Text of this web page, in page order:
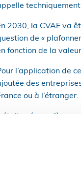
2030, la CVAE va
de «
fonction de la
l’application de
des
ou à l’étranger.
était prévu qu’à